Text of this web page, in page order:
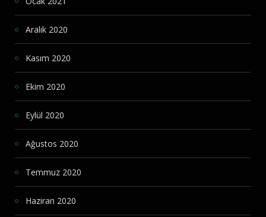
Aralık 2020
Kasım 2020
Ekim 2020
Eylül 2020
Ağustos 2020
Temmuz 2020
Haziran 2020